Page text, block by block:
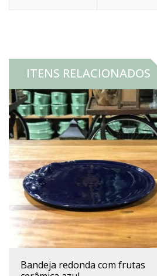
ITENS RELACIONADOS
bandeja redonda com frutas